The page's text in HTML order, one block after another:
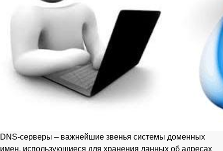
DNS-серверы – важнейшие звенья системы доменных
имен, использующиеся для хранения данных об адресах